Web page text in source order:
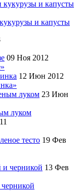
и капусты
09 Ноя 2012
12 Июн 2012
23 Июн
луком
19 Фев
13 Фев